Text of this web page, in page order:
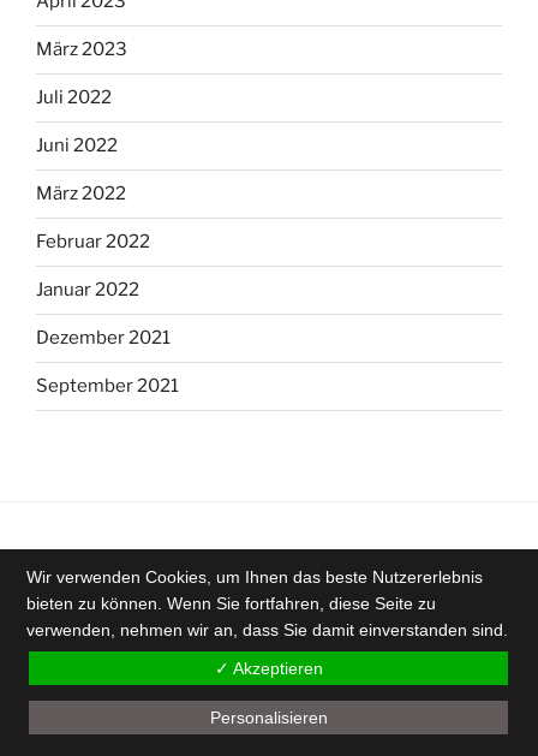
März 2023
Juli 2022
Juni 2022
März 2022
Februar 2022
Januar 2022
Dezember 2021
September 2021
Kontakt
Anfahrt
Wir verwenden Cookies, um Ihnen das beste Nutzererlebnis
bieten zu können. Wenn Sie fortfahren, diese Seite zu
verwenden, nehmen wir an, dass Sie damit einverstanden sind.
✓ Akzeptieren
Personalisieren